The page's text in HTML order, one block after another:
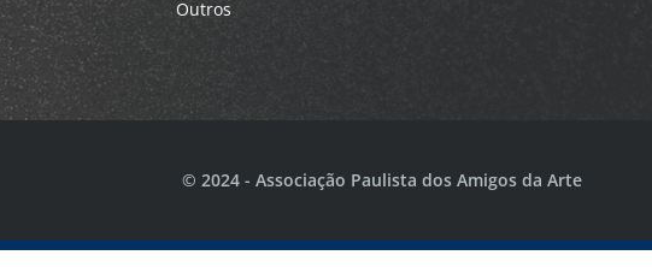
Outros
© 2024 - Associação Paulista dos Amigos da Arte